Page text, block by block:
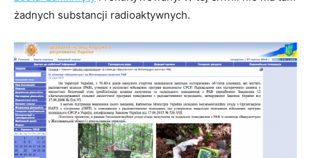
żadnych substancji radioaktywnych.